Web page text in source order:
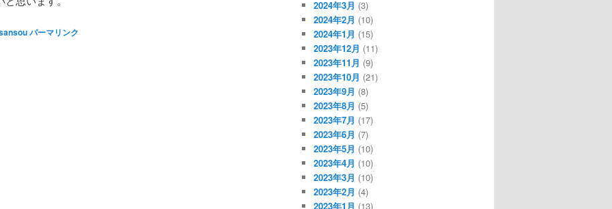
パーマリンク
2024年3月 (3)
2024年2月 (10)
2024年1月 (15)
2023年12月 (11)
2023年11月 (9)
2023年10月 (21)
2023年9月 (8)
2023年8月 (5)
2023年7月 (17)
2023年6月 (7)
2023年5月 (10)
2023年4月 (10)
2023年3月 (10)
2023年2月 (4)
2023年1月 (13)